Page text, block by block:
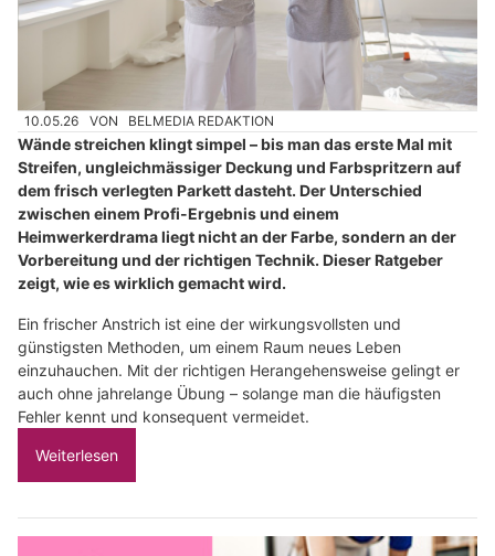
10.05.26 VON BELMEDIA REDAKTION
Wände streichen klingt simpel – bis man das erste Mal mit
Streifen, ungleichmässiger Deckung und Farbspritzern auf
dem frisch verlegten Parkett dasteht. Der Unterschied
zwischen einem Profi-Ergebnis und einem
Heimwerkerdrama liegt nicht an der Farbe, sondern an der
Vorbereitung und der richtigen Technik. Dieser Ratgeber
zeigt, wie es wirklich gemacht wird.
Ein frischer Anstrich ist eine der wirkungsvollsten und
günstigsten Methoden, um einem Raum neues Leben
einzuhauchen. Mit der richtigen Herangehensweise gelingt er
auch ohne jahrelange Übung – solange man die häufigsten
Fehler kennt und konsequent vermeidet.
Weiterlesen